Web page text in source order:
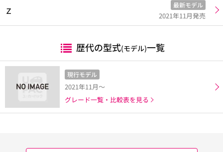
Ｚ
最新モデル
2021年11月発売
歴代の型式(モデル)一覧
現行モデル
2021年11月～
グレード一覧・比較表を見る